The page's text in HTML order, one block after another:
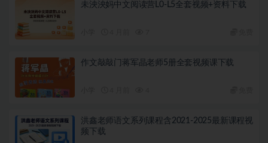
未泱泱妈中文阅读营L0-L5全套视频+资料下载
作文敲敲门蒋军晶老师5册全套视频课下载
洪鑫老师语文系列课程含2021-2025最新课程视
频下载